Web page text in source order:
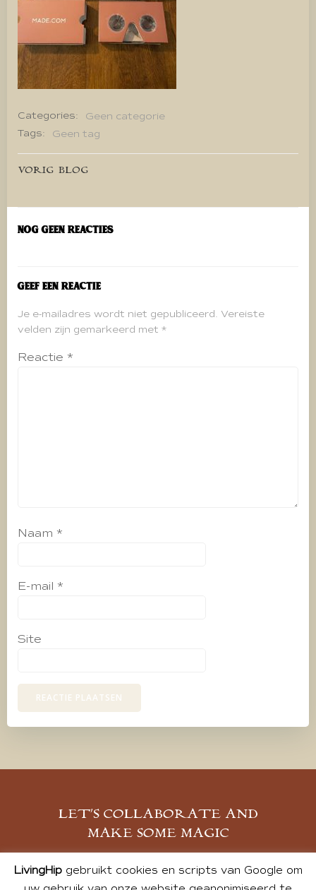
Categories:
Geen categorie
Tags:
Geen tag
Bericht
navigatie
VORIG BLOG
Nog geen reacties
Geef een reactie
Je e-mailadres wordt niet gepubliceerd. Vereiste
velden zijn gemarkeerd met *
Reactie *
Naam *
E-mail *
Site
LET’S COLLABORATE AND
MAKE SOME MAGIC
MELD JE AAN
LivingHipgebruikt cookies en scripts van Google om